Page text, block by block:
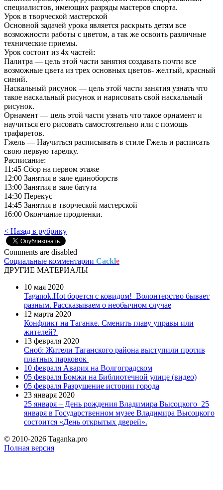
специалистов, имеющих разряды мастеров спорта.
Урок в творческой мастерской
Основной задачей урока является раскрыть детям все
возможности работы с цветом, а так же освоить различные
технические приемы.
Урок состоит из 4х частей:
Палитра — цель этой части занятия создавать почти все
возможные цвета из трех основных цветов- желтый, красный
синий.
Наскальный рисунок — цель этой части занятия узнать что
такое наскальный рисунок и нарисовать свой наскальный
рисунок.
Орнамент — цель этой части узнать что такое орнамент и
научиться его рисовать самостоятельно или с помощь
трафаретов.
Гжель — Научиться расписывать в стиле Гжель и расписать
свою первую тарелку.
Расписание:
11:45 Сбор на первом этаже
12:00 Занятия в зале единоборств
13:00 Занятия в зале батута
14:30 Перекус
14:45 Занятия в творческой мастерской
16:00 Окончание продленки.
< Назад в рубрику
Comments are disabled
Социальные комментарии Cackle
ДРУГИЕ МАТЕРИАЛЫ
10 мая 2020
Taganok.Hot борется с ковидом! Волонтерство бывает
разным. Рассказываем о необычном случае
12 марта 2020
Конфликт на Таганке. Сменить главу управы или
жителей?
13 февраля 2020
Сноб: Жители Таганского района выступили против
платных парковок
10 февраля Авария на Волгоградском
05 февраля Бомжи на Библиотечной улице (видео)
05 февраля Разрушение истории города
23 января 2020
25 января – День рождения Владимира Высоцкого 25
января в Государственном музее Владимира Высоцкого
состоится «День открытых дверей».
© 2010-2026 Taganka.pro
Полная версия